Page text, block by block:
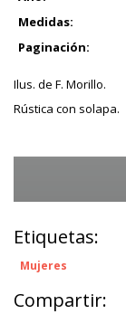
Medidas:
Paginación:
Ilus. de F. Morillo.
Rústica con solapa.
Etiquetas:
Mujeres
Compartir: